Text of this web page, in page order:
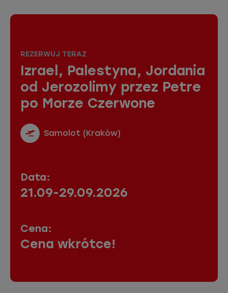
REZERWUJ TERAZ
Izrael, Palestyna, Jordania
od Jerozolimy przez Petre
po Morze Czerwone
Samolot (Kraków)
Data:
21.09-29.09.2026
Cena:
Cena wkrótce!